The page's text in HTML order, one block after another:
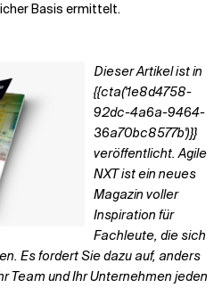
Basis ermittelt.
Dieser Artikel ist in
{{cta('1e8d4758-
92dc-4a6a-9464-
36a70bc8577b')}}
veröffentlicht. Agile
NXT ist ein neues
Magazin voller
Inspiration für
Fachleute, die sich
Es fordert Sie dazu auf, anders
Team und Ihr Unternehmen jeden